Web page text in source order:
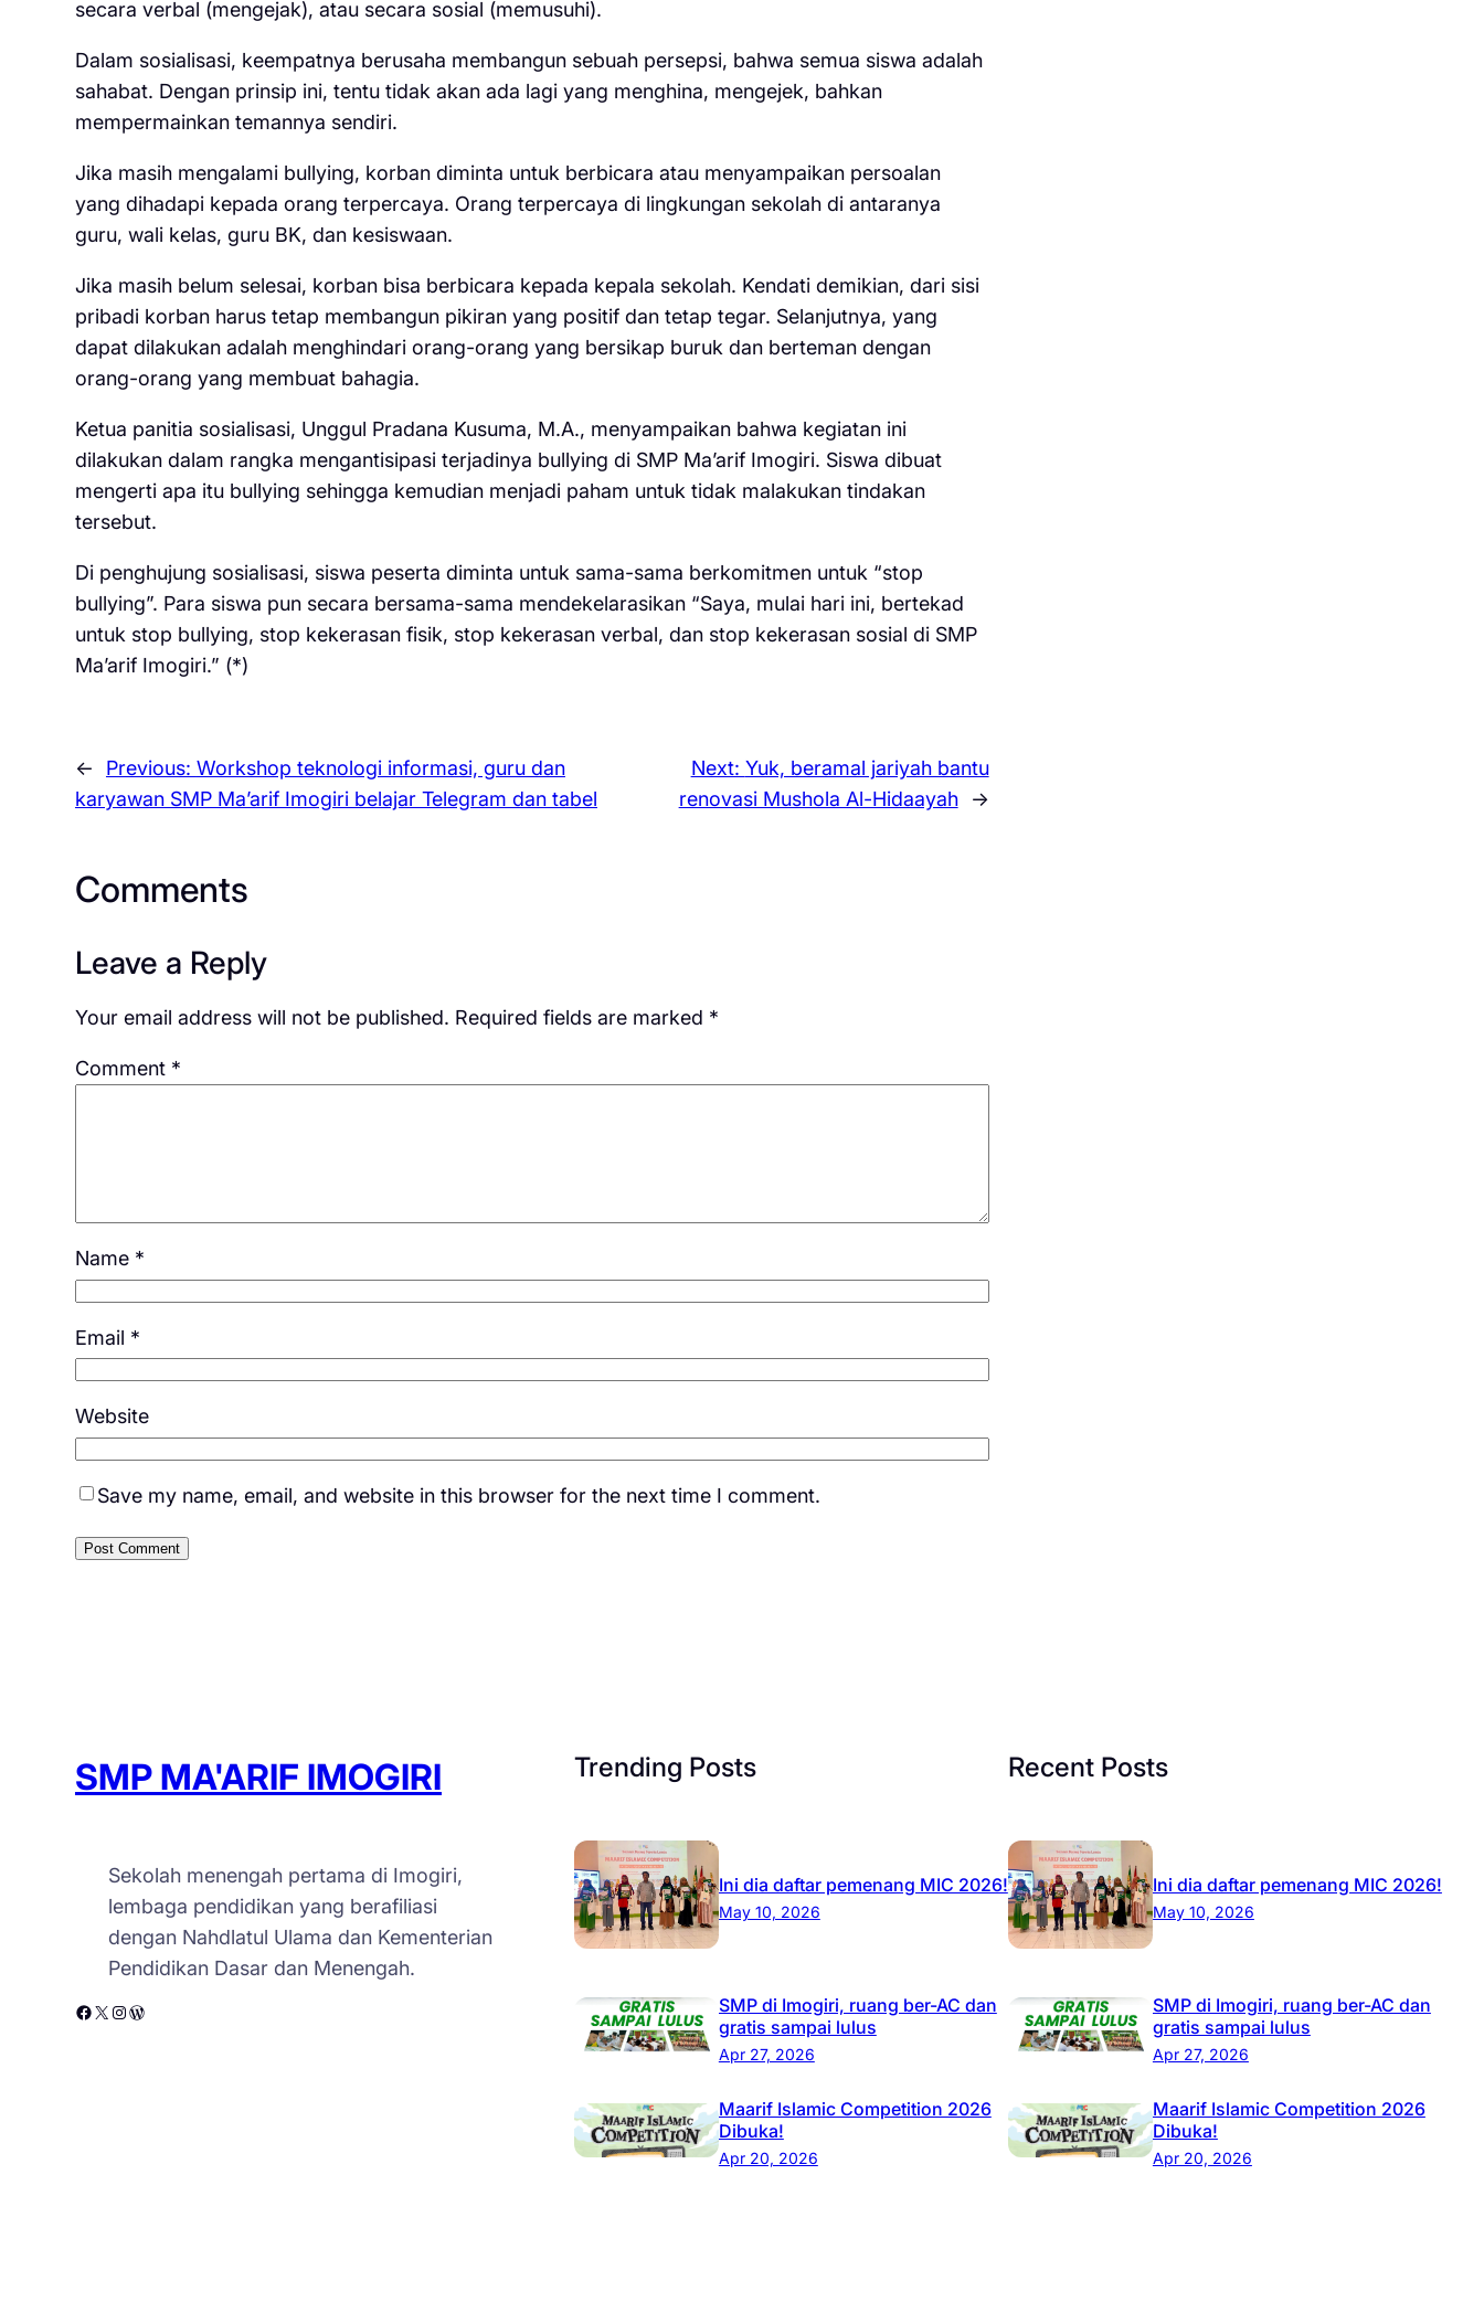
secara verbal (mengejak), atau secara sosial (memusuhi).
Dalam sosialisasi, keempatnya berusaha membangun sebuah persepsi, bahwa semua siswa adalah
sahabat. Dengan prinsip ini, tentu tidak akan ada lagi yang menghina, mengejek, bahkan
mempermainkan temannya sendiri.
Jika masih mengalami bullying, korban diminta untuk berbicara atau menyampaikan persoalan
yang dihadapi kepada orang terpercaya. Orang terpercaya di lingkungan sekolah di antaranya
guru, wali kelas, guru BK, dan kesiswaan.
Jika masih belum selesai, korban bisa berbicara kepada kepala sekolah. Kendati demikian, dari sisi
pribadi korban harus tetap membangun pikiran yang positif dan tetap tegar. Selanjutnya, yang
dapat dilakukan adalah menghindari orang-orang yang bersikap buruk dan berteman dengan
orang-orang yang membuat bahagia.
Ketua panitia sosialisasi, Unggul Pradana Kusuma, M.A., menyampaikan bahwa kegiatan ini
dilakukan dalam rangka mengantisipasi terjadinya bullying di SMP Ma’arif Imogiri. Siswa dibuat
mengerti apa itu bullying sehingga kemudian menjadi paham untuk tidak malakukan tindakan
tersebut.
Di penghujung sosialisasi, siswa peserta diminta untuk sama-sama berkomitmen untuk “stop
bullying”. Para siswa pun secara bersama-sama mendekelarasikan “Saya, mulai hari ini, bertekad
untuk stop bullying, stop kekerasan fisik, stop kekerasan verbal, dan stop kekerasan sosial di SMP
Ma’arif Imogiri.” (*)
← Previous: Workshop teknologi informasi, guru dan
karyawan SMP Ma’arif Imogiri belajar Telegram dan tabel
Next: Yuk, beramal jariyah bantu
renovasi Mushola Al-Hidaayah
→
Comments
Leave a Reply
Your email address will not be published. Required fields are marked *
Comment *
Name *
Email *
Website
Save my name, email, and website in this browser for the next time I comment.
SMP MA'ARIF IMOGIRI
Sekolah menengah pertama di Imogiri,
lembaga pendidikan yang berafiliasi
dengan Nahdlatul Ulama dan Kementerian
Pendidikan Dasar dan Menengah.
Facebook X Instagram WordPress
Trending Posts
Ini dia daftar pemenang MIC 2026!
May 10, 2026
SMP di Imogiri, ruang ber-AC dan
gratis sampai lulus
Apr 27, 2026
Maarif Islamic Competition 2026
Dibuka!
Apr 20, 2026
Recent Posts
Ini dia daftar pemenang MIC 2026!
May 10, 2026
SMP di Imogiri, ruang ber-AC dan
gratis sampai lulus
Apr 27, 2026
Maarif Islamic Competition 2026
Dibuka!
Apr 20, 2026